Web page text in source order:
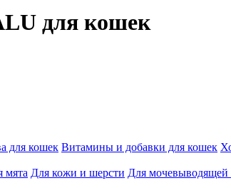
для кошек
для кошек Витамины и добавки для кошек
мята Для кожи и шерсти Для мочевыводящей